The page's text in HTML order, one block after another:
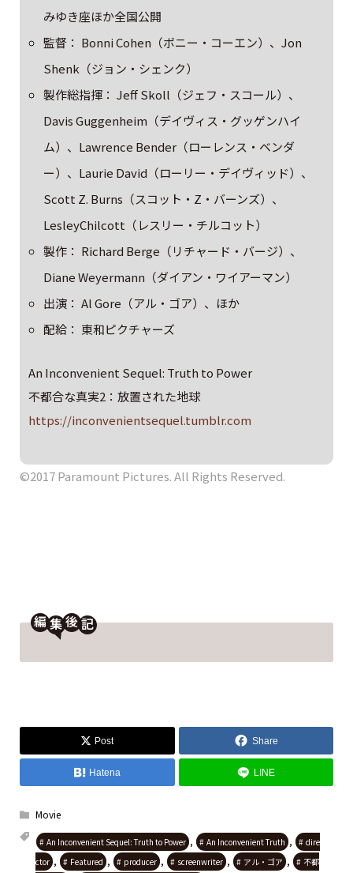
みゆき座ほか全国公開
監督： Bonni Cohen（ボニー・コーエン）、Jon
Shenk（ジョン・シェンク）
製作総指揮： Jeff Skoll（ジェフ・スコール）、
Davis Guggenheim（デイヴィス・グッゲンハイ
ム）、Lawrence Bender（ローレンス・ベンダ
ー）、Laurie David（ローリー・デイヴィッド）、
Scott Z. Burns（スコット・Z・バーンズ）、
LesleyChilcott（レスリー・チルコット）
製作： Richard Berge（リチャード・バージ）、
Diane Weyermann（ダイアン・ワイアーマン）
出演： Al Gore（アル・ゴア）、ほか
配給： 東和ピクチャーズ
An Inconvenient Sequel: Truth to Power
不都合な真実2：放置された地球
https://inconvenientsequel.tumblr.com
©2017 Paramount Pictures. All Rights Reserved.
編 後
Post Share
Hatena LINE
Movie
An Inconvenient Sequel: Truth to Power , An Inconvenient Truth ,
dire
ctor , Featured , producer , screenwriter , アル・ゴア ,
不都